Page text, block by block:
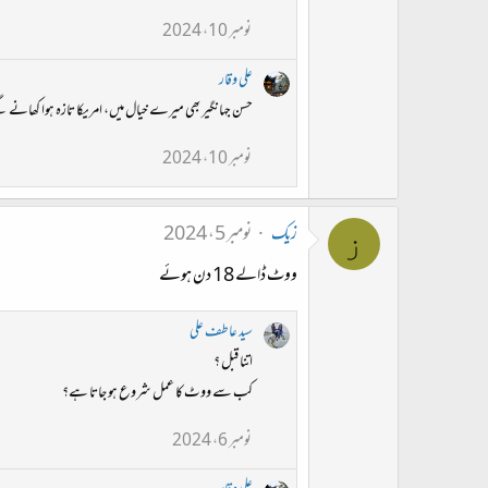
نومبر 10، 2024
علی وقار
حسن جہانگیر بھی میرے خیال میں، امریکا تازہ ہوا
نومبر 10، 2024
ز زیک
نومبر 5، 2024
ووٹ ڈالے 18 دن ہوئے
سید عاطف علی
اتنا قبل ؟
کب سے ووٹ کا عمل شروع ہو جاتا ہے؟
نومبر 6، 2024